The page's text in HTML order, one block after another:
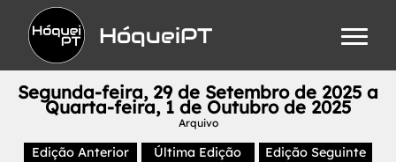
HóqueiPT
Segunda-feira, 29 de Setembro de 2025 a
Quarta-feira, 1 de Outubro de 2025
Arquivo
Edição Anterior Última Edição Edição Seguinte